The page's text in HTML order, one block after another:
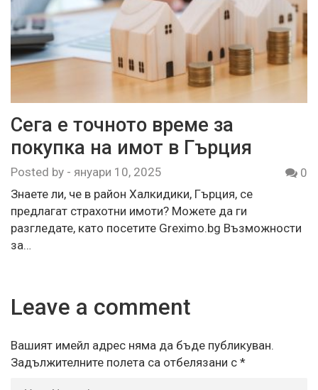
Сега е точното време за
покупка на имот в Гърция
Posted by - януари 10, 2025
0
Знаете ли, че в район Халкидики, Гърция, се
предлагат страхотни имоти? Можете да ги
разгледате, като посетите Greximo.bg Възможности
за…
Leave a comment
Вашият имейл адрес няма да бъде публикуван.
Задължителните полета са отбелязани с *